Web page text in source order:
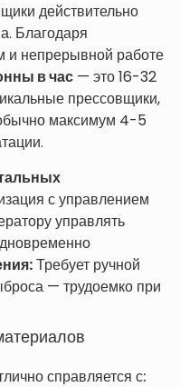
действительно
Благодаря
и непрерывной работе
в час — это 16-32
прессовщики,
максимум 4-5
с управлением
управлять
Требует ручной
— трудоемко при
справляется с: